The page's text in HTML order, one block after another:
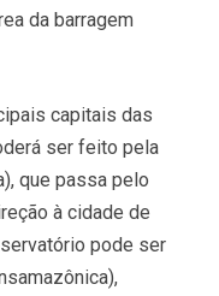
da barragem
capitais das
ser feito pela
que passa pelo
à cidade de
pode ser